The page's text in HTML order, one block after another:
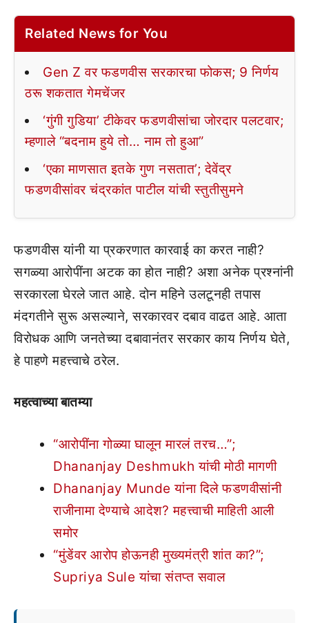
Related News for You
Gen Z वर फडणवीस सरकारचा फोकस; 9 निर्णय
ठरू शकतात गेमचेंजर
‘गुंगी गुडिया’ टीकेवर फडणवीसांचा जोरदार पलटवार;
म्हणाले “बदनाम हुये तो… नाम तो हुआ”
‘एका माणसात इतके गुण नसतात’; देवेंद्र
फडणवीसांवर चंद्रकांत पाटील यांची स्तुतीसुमने
फडणवीस यांनी या प्रकरणात कारवाई का करत नाही?
सगळ्या आरोपींना अटक का होत नाही? अशा अनेक प्रश्नांनी
सरकारला घेरले जात आहे. दोन महिने उलटूनही तपास
मंदगतीने सुरू असल्याने, सरकारवर दबाव वाढत आहे. आता
विरोधक आणि जनतेच्या दबावानंतर सरकार काय निर्णय घेते,
हे पाहणे महत्त्वाचे ठरेल.
महत्वाच्या बातम्या
“आरोपींना गोळ्या घालून मारलं तरच…”;
Dhananjay Deshmukh यांची मोठी मागणी
Dhananjay Munde यांना दिले फडणवीसांनी
राजीनामा देण्याचे आदेश? महत्त्वाची माहिती आली
समोर
“मुंडेंवर आरोप होऊनही मुख्यमंत्री शांत का?”;
Supriya Sule यांचा संतप्त सवाल